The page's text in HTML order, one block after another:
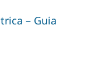
– Guia